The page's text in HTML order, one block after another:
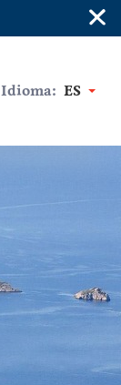
×
Idioma: ES